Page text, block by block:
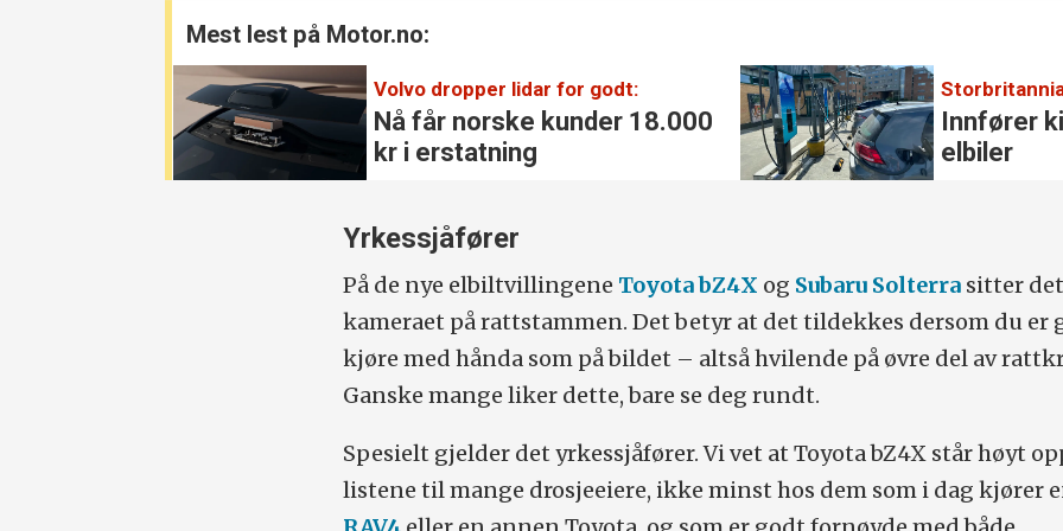
Mest lest på Motor.no:
Volvo dropper lidar for godt:
Nå får norske kunder 18.000
kr i erstatning
Innfører
elbiler
Yrkessjåfører
På de nye elbiltvillingene Toyota bZ4X og Subaru Solterra sitter
kameraet på rattstammen. Det betyr at det tildekkes dersom du er
kjøre med hånda som på bildet – altså hvilende på øvre del av
Ganske mange liker dette, bare se deg rundt.
Spesielt gjelder det yrkessjåfører. Vi vet at Toyota bZ4X står høyt
listene til mange drosjeeiere, ikke minst hos dem som i dag kjører